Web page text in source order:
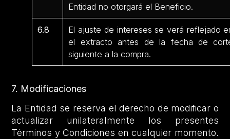
Entidad no otorgará el Beneficio.
6.8
El ajuste de intereses se verá reflejado
el extracto antes de la fecha de
siguiente a la compra.
7. Modificaciones
La Entidad se reserva el derecho de modificar o
actualizar unilateralmente los presentes
Términos y Condiciones en cualquier momento.